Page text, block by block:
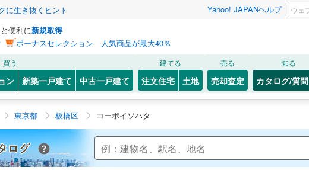
生き抜くヒント Yahoo! JAPANヘルプ
便利に新規取得
ボーナスセレクション 人気商品が最大40％
買う
ン 新築一戸建て 中古一戸建て
建てる
注文住宅 土地
売る
売却査定
知る
カタログ/質問
東京都 板橋区 コーポイソハタ
Yahoo!不動産 マンションカタログ